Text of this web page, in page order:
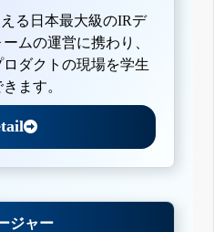
る日本最大級のIRデ
ムの運営に携わり、
ダクトの現場を学生
ます。
ジャー